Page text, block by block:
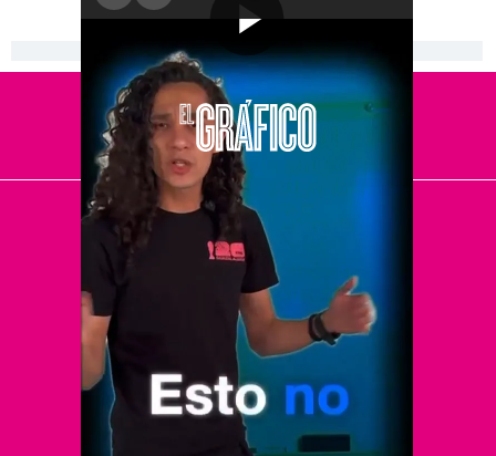
[Publicidad]
El Universal
Vive USA
Clase
De 10 sports
DeDinero